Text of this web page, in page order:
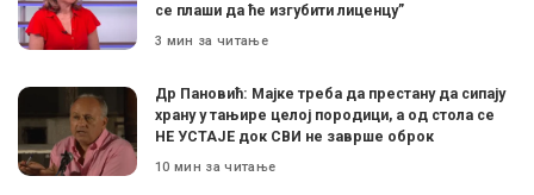
се плаши да ће изгубити лиценцу”
3 мин за читање
Др Пановић: Мајке треба да престану да сипају
храну у тањире целој породици, а од стола се
НЕ УСТАЈЕ док СВИ не заврше оброк
10 мин за читање